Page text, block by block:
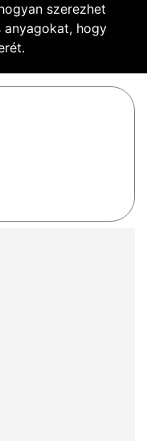
szerezhet
anyagokat, hogy